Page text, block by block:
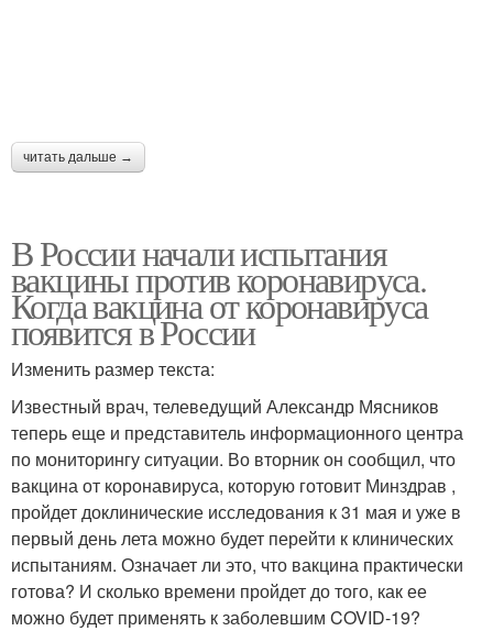
Препарат от
коронавируса
Коронавирус в москве
Зараженные
коронавирусы
Люди в россии Коронавирус до того
читать дальше →
В России начали испытания
вакцины против коронавируса.
Когда вакцина от коронавируса
появится в России
Изменить размер текста:
Известный врач, телеведущий Александр Мясников
теперь еще и представитель информационного центра
по мониторингу ситуации. Во вторник он сообщил, что
вакцина от коронавируса, которую готовит Минздрав ,
пройдет доклинические исследования к 31 мая и уже в
первый день лета можно будет перейти к клинических
испытаниям. Означает ли это, что вакцина практически
готова? И сколько времени пройдет до того, как ее
можно будет применять к заболевшим COVID-19?